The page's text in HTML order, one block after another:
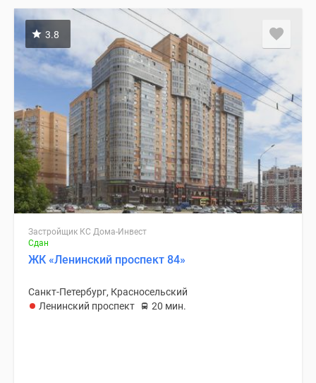
3.8
Застройщик КС Дома-Инвест
Сдан
ЖК «Ленинский проспект 84»
Санкт-Петербург, Красносельский
Ленинский проспект
20 мин.